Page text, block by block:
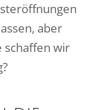
aber
schaffen wir